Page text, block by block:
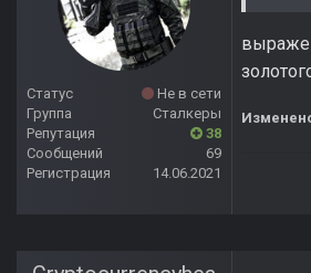
Статус
Не в сети
Группа
Сталкеры
Репутация
38
Сообщений
69
Регистрация
14.06.2021